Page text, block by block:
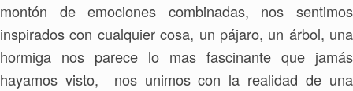
montón de emociones combinadas, nos sentimos
inspirados con cualquier cosa, un pájaro, un árbol, una
hormiga nos parece lo mas fascinante que jamás
hayamos visto, nos unimos con la realidad de una